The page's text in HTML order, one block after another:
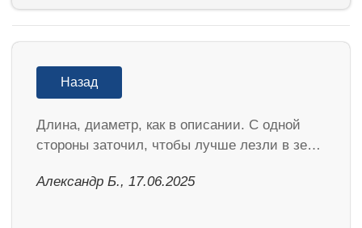
Назад
Длина, диаметр, как в описании. С одной
стороны заточил, чтобы лучше лезли в зе…
Александр Б., 17.06.2025